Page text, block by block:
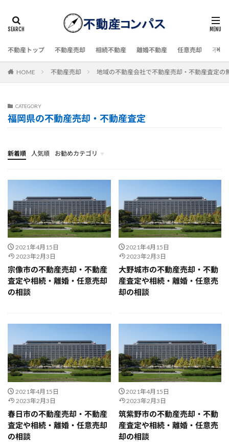
不動産トップ 不動産売却 相続不動産 離婚不動産 任意売却 不動
HOME 不動産売却 地域の不動産会社で不動産売却・不動産査定の
CATEGORY
福岡県の不動産売却・不動産査定
新着順 人気順
お勧めカテゴリ
不動産売却
地域の不動産会社で不動産売却・不動産査定の無料相談
相続不動産
離婚・財産分与
任意売却
不動産投資
不動産住宅情報
不動産関連情報
2021年4月15日
2023年2月3日
宗像市の不動産売却・不動産
査定や相続・離婚・任意売却
の相談
2021年4月15日
2023年2月3日
大野城市の不動産売却・不動
産査定や相続・離婚・任意売
却の相談
2021年4月15日
2023年2月3日
春日市の不動産売却・不動産
査定や相続・離婚・任意売却
の相談
2021年4月15日
2023年2月3日
筑紫野市の不動産売却・不動
産査定や相続・離婚・任意売
却の相談